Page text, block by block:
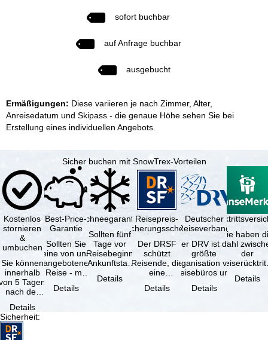
sofort buchbar
auf Anfrage buchbar
ausgebucht
Ermäßigungen: Diese variieren je nach Zimmer, Alter,
Anreisedatum und Skipass - die genaue Höhe sehen Sie bei
Erstellung eines individuellen Angebots.
Sicher buchen mit SnowTrex-Vorteilen
Kostenlos
stornieren
&
umbuchen
Sie können
innerhalb
5 Tagen
nach der
kostenfrei
…
Details
Best-Price-
Garantie
Sollten Sie
eine von uns
angebotene
Reise - mit
Verfügbarkeit
Details
Schneegarantie
Sollten fünf
Tage vor
Reisebeginn
(Ankunftstag)
aufgrund von
Schneemangel
Details
Reisepreis-
Sicherungsschein
Der DRSF
schützt
Reisende, die
eine
oder
Details
Deutscher
Reiseverband
Der DRV ist die
größte
Organisation von
Reisebüros und
Reiseveranstaltern
in …
Details
Sie haben
Wahl
der
(inklusive
Details
Sicherheit: